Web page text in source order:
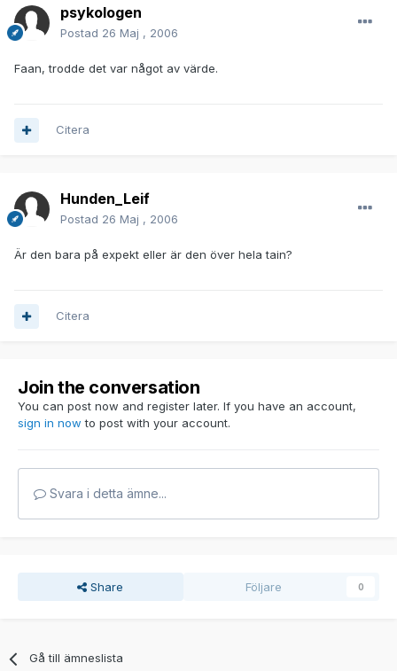
psykologen
Postad 26 Maj , 2006
Faan, trodde det var något av värde.
Citera
Hunden_Leif
Postad 26 Maj , 2006
Är den bara på expekt eller är den över hela tain?
Citera
Join the conversation
You can post now and register later. If you have an account,
sign in now to post with your account.
Svara i detta ämne...
Share Följare 0
Gå till ämneslista